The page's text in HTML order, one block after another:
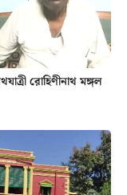
রোহিণীনাথ মঙ্গল